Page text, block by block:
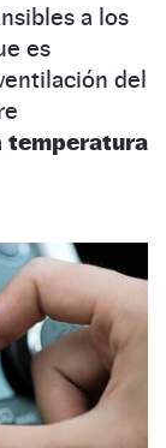
a los
es
del
temperatura